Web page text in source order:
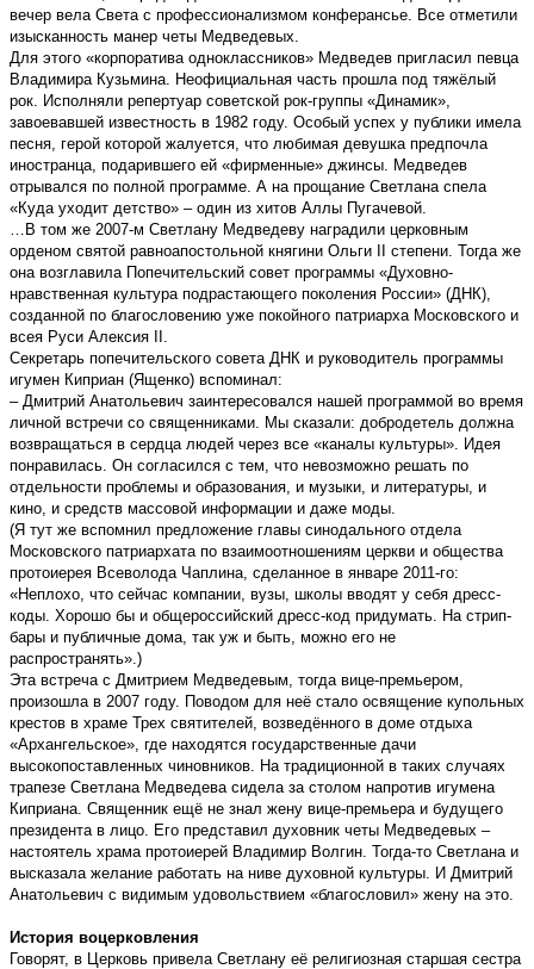
вечер вела Света с профессионализмом конферансье. Все отметили
изысканность манер четы Медведевых.
Для этого «корпоратива одноклассников» Медведев пригласил певца
Владимира Кузьмина. Неофициальная часть прошла под тяжёлый
рок. Исполняли репертуар советской рок-группы «Динамик»,
завоевавшей известность в 1982 году. Особый успех у публики имела
песня, герой которой жалуется, что любимая девушка предпочла
иностранца, подарившего ей «фирменные» джинсы. Медведев
отрывался по полной программе. А на прощание Светлана спела
«Куда уходит детство» – один из хитов Аллы Пугачевой.
…В том же 2007-м Светлану Медведеву наградили церковным
орденом святой равноапостольной княгини Ольги II степени. Тогда же
она возглавила Попечительский совет программы «Духовно-
нравственная культура подрастающего поколения России» (ДНК),
созданной по благословению уже покойного патриарха Московского и
всея Руси Алексия II.
Секретарь попечительского совета ДНК и руководитель программы
игумен Киприан (Ященко) вспоминал:
– Дмитрий Анатольевич заинтересовался нашей программой во время
личной встречи со священниками. Мы сказали: добродетель должна
возвращаться в сердца людей через все «каналы культуры». Идея
понравилась. Он согласился с тем, что невозможно решать по
отдельности проблемы и образования, и музыки, и литературы, и
кино, и средств массовой информации и даже моды.
(Я тут же вспомнил предложение главы синодального отдела
Московского патриархата по взаимоотношениям церкви и общества
протоиерея Всеволода Чаплина, сделанное в январе 2011-го:
«Неплохо, что сейчас компании, вузы, школы вводят у себя дресс-
коды. Хорошо бы и общероссийский дресс-код придумать. На стрип-
бары и публичные дома, так уж и быть, можно его не
распространять».)
Эта встреча с Дмитрием Медведевым, тогда вице-премьером,
произошла в 2007 году. Поводом для неё стало освящение купольных
крестов в храме Трех святителей, возведённого в доме отдыха
«Архангельское», где находятся государственные дачи
высокопоставленных чиновников. На традиционной в таких случаях
трапезе Светлана Медведева сидела за столом напротив игумена
Киприана. Священник ещё не знал жену вице-премьера и будущего
президента в лицо. Его представил духовник четы Медведевых –
настоятель храма протоиерей Владимир Волгин. Тогда-то Светлана и
высказала желание работать на ниве духовной культуры. И Дмитрий
Анатольевич с видимым удовольствием «благословил» жену на это.
История воцерковления
Говорят, в Церковь привела Светлану её религиозная старшая сестра